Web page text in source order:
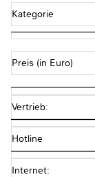
Kategorie
Preis (in Euro)
Vertrieb:
Hotline
Internet: